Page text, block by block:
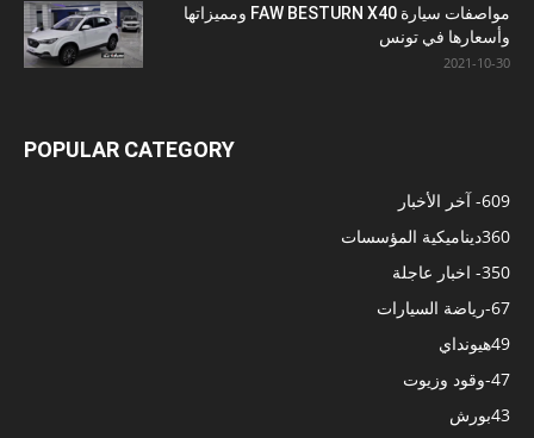
مواصفات سيارة FAW BESTURN X40 ومميزاتها
وأسعارها في تونس
2021-10-30
POPULAR CATEGORY
- آخر الأخبار609
ديناميكية المؤسسات360
- اخبار عاجلة350
-رياضة السيارات67
هيونداي49
-وقود وزيوت47
بورش43